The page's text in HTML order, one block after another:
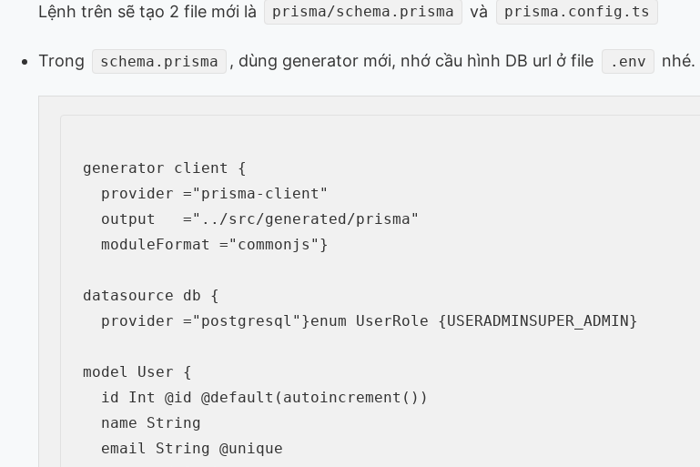
Lệnh trên sẽ tạo 2 file mới là prisma/schema.prisma và prisma.config.ts
Trong schema.prisma , dùng generator mới, nhớ cầu hình DB url ở file .env nhé.
generator client {
  provider
="prisma-client"
  output
="../src/generated/prisma"
  moduleFormat
="commonjs" }
datasource db {
  provider
="postgresql" }enum UserRole {USERADMIN SUPER_ADMIN }
model User {
  id Int
@id @default ( autoincrement ( ) )
  name String
  email String
@unique